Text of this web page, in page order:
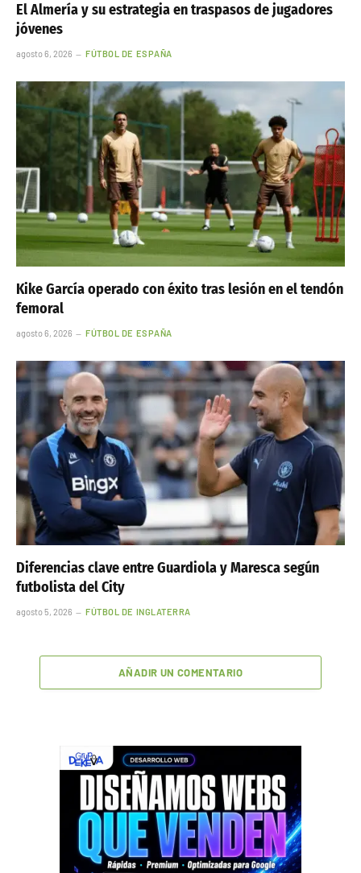
El Almería y su estrategia en traspasos de jugadores
jóvenes
agosto 6, 2026 FÚTBOL DE ESPAÑA
Kike García operado con éxito tras lesión en el tendón
femoral
agosto 6, 2026 FÚTBOL DE ESPAÑA
Diferencias clave entre Guardiola y Maresca según
futbolista del City
agosto 5, 2026 FÚTBOL DE INGLATERRA
AÑADIR UN COMENTARIO